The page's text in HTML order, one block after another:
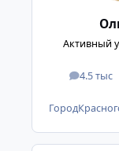
Активный
4.5 тыс
Город